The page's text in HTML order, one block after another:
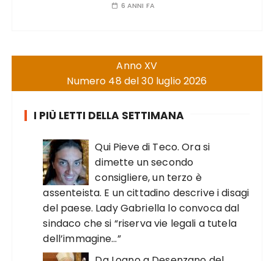
6 ANNI FA
Anno XV
Numero 48 del 30 luglio 2026
I PIÙ LETTI DELLA SETTIMANA
Qui Pieve di Teco. Ora si
dimette un secondo
consigliere, un terzo è
assenteista. E un cittadino descrive i disagi
del paese. Lady Gabriella lo convoca dal
sindaco che si “riserva vie legali a tutela
dell’immagine…”